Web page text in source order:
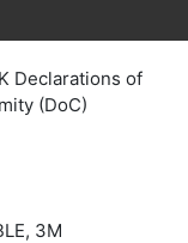
Declarations of
(DoC)
3M